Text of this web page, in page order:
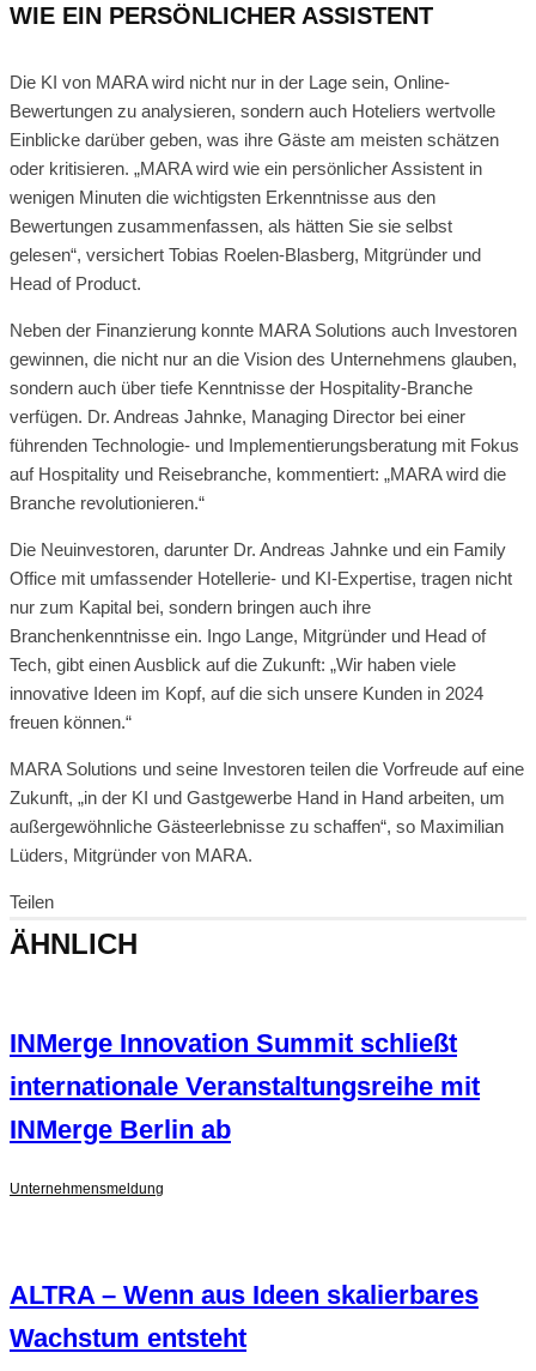
WIE EIN PERSÖNLICHER ASSISTENT
Die KI von MARA wird nicht nur in der Lage sein, Online-
Bewertungen zu analysieren, sondern auch Hoteliers wertvolle
Einblicke darüber geben, was ihre Gäste am meisten schätzen
oder kritisieren. „MARA wird wie ein persönlicher Assistent in
wenigen Minuten die wichtigsten Erkenntnisse aus den
Bewertungen zusammenfassen, als hätten Sie sie selbst
gelesen“, versichert Tobias Roelen-Blasberg, Mitgründer und
Head of Product.
Neben der Finanzierung konnte MARA Solutions auch Investoren
gewinnen, die nicht nur an die Vision des Unternehmens glauben,
sondern auch über tiefe Kenntnisse der Hospitality-Branche
verfügen. Dr. Andreas Jahnke, Managing Director bei einer
führenden Technologie- und Implementierungsberatung mit Fokus
auf Hospitality und Reisebranche, kommentiert: „MARA wird die
Branche revolutionieren.“
Die Neuinvestoren, darunter Dr. Andreas Jahnke und ein Family
Office mit umfassender Hotellerie- und KI-Expertise, tragen nicht
nur zum Kapital bei, sondern bringen auch ihre
Branchenkenntnisse ein. Ingo Lange, Mitgründer und Head of
Tech, gibt einen Ausblick auf die Zukunft: „Wir haben viele
innovative Ideen im Kopf, auf die sich unsere Kunden in 2024
freuen können.“
MARA Solutions und seine Investoren teilen die Vorfreude auf eine
Zukunft, „in der KI und Gastgewerbe Hand in Hand arbeiten, um
außergewöhnliche Gästeerlebnisse zu schaffen“, so Maximilian
Lüders, Mitgründer von MARA.
Teilen
ÄHNLICH
INMerge Innovation Summit schließt
internationale Veranstaltungsreihe mit
INMerge Berlin ab
Unternehmensmeldung
ALTRA – Wenn aus Ideen skalierbares
Wachstum entsteht